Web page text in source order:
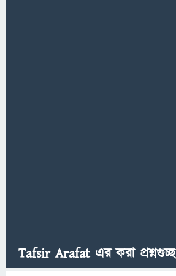
Tafsir Arafat এর করা প্রশ্নগুচ্ছ